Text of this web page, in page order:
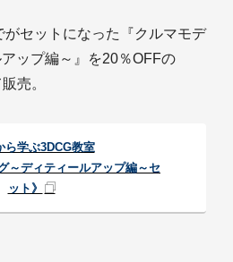
セットになった『クルマモデ
ップ編～』を20％OFFの
売。
ら学ぶ3DCG教室
～ディティールアップ編～セ
ット》